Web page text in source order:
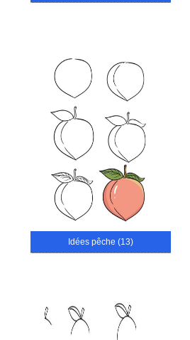
Idées pêche (13)